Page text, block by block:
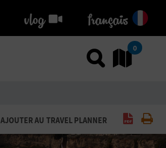
vlog
vlog français
Utiliser
0
AJOUTER AU TRAVEL PLANNER Générer